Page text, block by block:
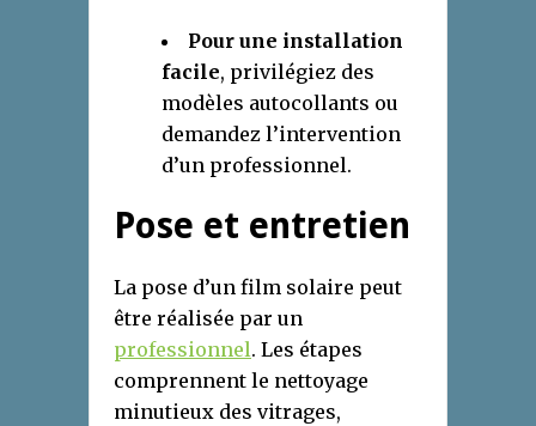
Pour une installation
facile, privilégiez des
modèles autocollants ou
demandez l’intervention
d’un professionnel.
Pose et entretien
La pose d’un film solaire peut
être réalisée par un
professionnel. Les étapes
comprennent le nettoyage
minutieux des vitrages,